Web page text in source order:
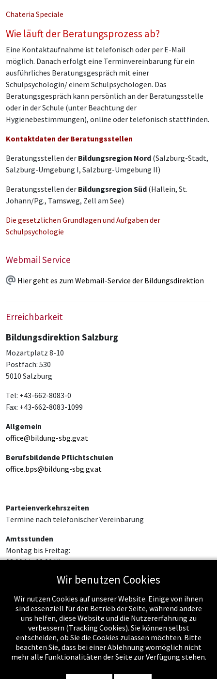
Chateria Speciale
Wie läuft der Beratungsprozess ab?
Eine Kontaktaufnahme ist telefonisch oder per E-Mail
möglich. Danach erfolgt eine Terminvereinbarung für ein
ausführliches Beratungsgespräch mit einer
Schulpsychologin/ einem Schulpsychologen. Das
Beratungsgespräch kann persönlich an der Beratungsstelle
oder in der Schule (unter Beachtung der
Hygienebestimmungen), online oder telefonisch stattfinden.
Kontaktdaten der Beratungsstellen
Beratungsstellen der Bildungsregion Nord (Salzburg-Stadt,
Salzburg-Umgebung I, Salzburg-Umgebung II)
Beratungsstellen der Bildungsregion Süd (Hallein, St.
Johann/Pg., Tamsweg, Zell am See)
Die gesetzlichen Grundlagen und Aufgaben der
Schulpsychologie
Webmail Service
Hier geht es zum Webmail-Service der Bildungsdirektion
Erreichbarkeit
Bildungsdirektion Salzburg
Mozartplatz 8-10
Postfach: 530
5010 Salzburg
Tel: +43-662-8083-0
Fax: +43-662-8083-1099
Allgemein
office@bildung-sbg.gv.at
Berufsbildende Pflichtschulen
office.bps@bildung-sbg.gv.at
Parteienverkehrszeiten
Termine nach telefonischer Vereinbarung
Amtsstunden
Montag bis Freitag:
08:00 bis 12:00 Uhr
Wir benutzen Cookies
Wir nutzen Cookies auf unserer Website. Einige von ihnen
sind essenziell für den Betrieb der Seite, während andere
uns helfen, diese Website und die Nutzererfahrung zu
verbessern (Tracking Cookies). Sie können selbst
entscheiden, ob Sie die Cookies zulassen möchten. Bitte
beachten Sie, dass bei einer Ablehnung womöglich nicht
mehr alle Funktionalitäten der Seite zur Verfügung stehen.